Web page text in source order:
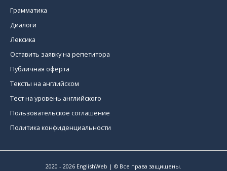
Грамматика
Диалоги
Лексика
Оставить заявку на репетитора
Публичная оферта
Тексты на английском
Тест на уровень английского
Пользовательское соглашение
Политика конфиденциальности
2020 - 2026 EnglishWeb | © Все права защищены.